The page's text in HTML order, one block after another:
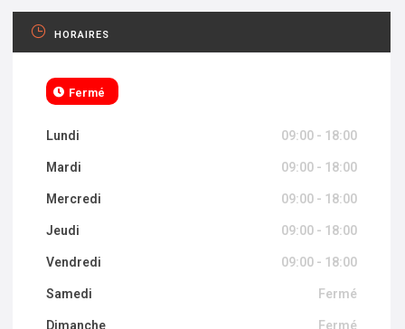
HORAIRES
Fermé
Lundi 09:00 - 18:00
Mardi 09:00 - 18:00
Mercredi 09:00 - 18:00
Jeudi 09:00 - 18:00
Vendredi 09:00 - 18:00
Samedi Fermé
Dimanche Fermé